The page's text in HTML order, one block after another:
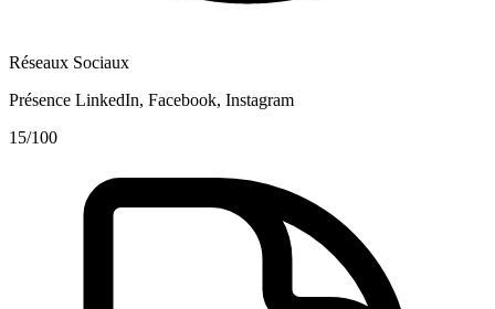
Réseaux Sociaux
Présence LinkedIn, Facebook, Instagram
15/100